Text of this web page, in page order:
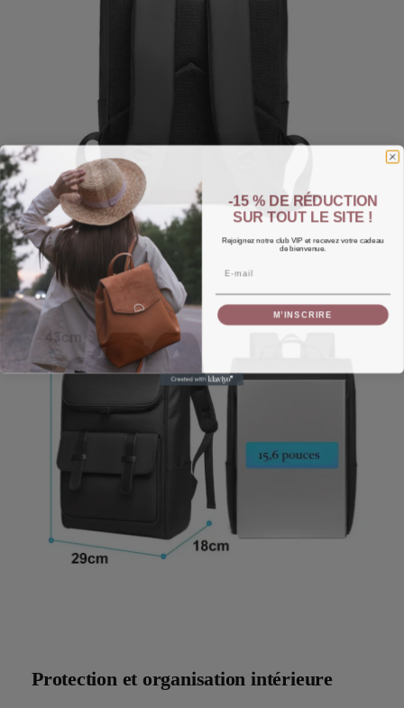
Protection et organisation intérieure
-15 % DE RÉDUCTION
SUR TOUT LE SITE !
Rejoignez notre club VIP et recevez votre cadeau
de bienvenue.
M’INSCRIRE